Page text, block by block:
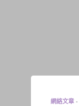
網絡文章